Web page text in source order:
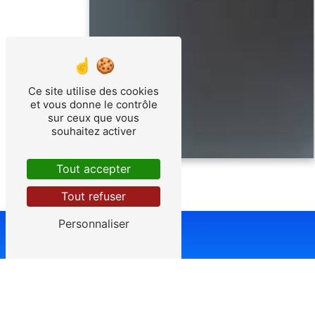
Ce site utilise des cookies
et vous donne le contrôle
sur ceux que vous
souhaitez activer
Tout accepter
Tout refuser
Personnaliser